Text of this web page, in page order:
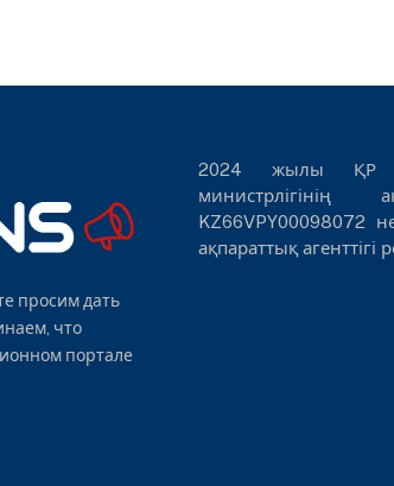
просим дать
что
портале
2024 жылы ҚР
KZ66VPY00098072
ақпараттық агенттігі